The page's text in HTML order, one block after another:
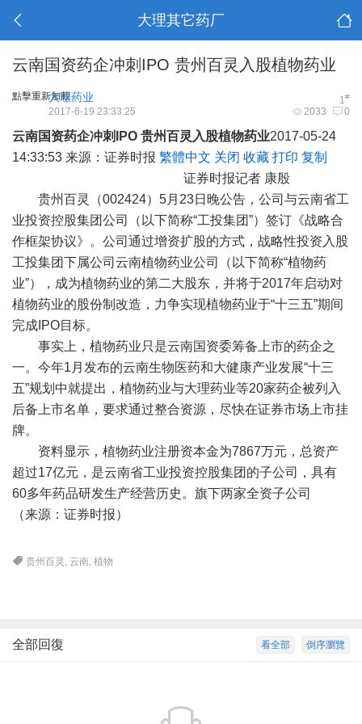
大理其它药厂
云南国资药企冲刺IPO 贵州百灵入股植物药业
點擊重新加載 1#
大理药业
2033 0
2017-6-19 23:33:25
云南国资药企冲刺IPO 贵州百灵入股植物药业2017-05-24
14:33:53 来源：证券时报 繁體中文 关闭 收藏 打印 复制
证券时报记者 康殷
贵州百灵（002424）5月23日晚公告，公司与云南省工
业投资控股集团公司（以下简称“工投集团”）签订《战略合
作框架协议》。公司通过增资扩股的方式，战略性投资入股
工投集团下属公司云南植物药业公司（以下简称“植物药
业”），成为植物药业的第二大股东，并将于2017年启动对
植物药业的股份制改造，力争实现植物药业于“十三五”期间
完成IPO目标。
事实上，植物药业只是云南国资委筹备上市的药企之
一。今年1月发布的云南生物医药和大健康产业发展“十三
五”规划中就提出，植物药业与大理药业等20家药企被列入
后备上市名单，要求通过整合资源，尽快在证券市场上市挂
牌。
资料显示，植物药业注册资本金为7867万元，总资产
超过17亿元，是云南省工业投资控股集团的子公司，具有
60多年药品研发生产经营历史。旗下两家全资子公司
（来源：证券时报）
贵州百灵 , 云南,植物
倒序瀏覽
看全部
全部回復